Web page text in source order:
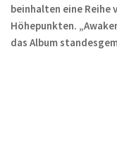
beinhalten eine Reihe
Höhepunkten.
das Album